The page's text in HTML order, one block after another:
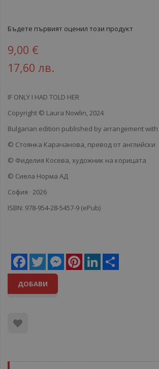
Бъдете първият оценил този продукт
9,00 €
17,60 лв.
IF ONLY I HAD TOLD HER
Copyright © Laura Nowlin, 2024
Bulgarian edition published by arrangement
© Стоянка Карачанова, превод от английски
© Фиделия Косева, художник на корицата
© Сиела Норма АД
София ∙ 2026
ISBN: 978-954-28-5457-9 (ePub)
Facebook
Twitter MessengerPinterestLinkedIn
ДОБАВИ